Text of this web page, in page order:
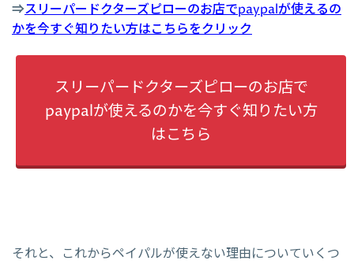
⇒スリーパードクターズピローのお店でpaypalが使えるの
かを今すぐ知りたい方はこちらをクリック
スリーパードクターズピローのお店で
paypalが使えるのかを今すぐ知りたい方
はこちら
それと、これからペイパルが使えない理由についていくつ